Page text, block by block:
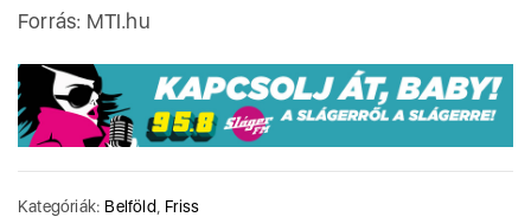
Forrás: MTI.hu
Kategóriák: Belföld Friss